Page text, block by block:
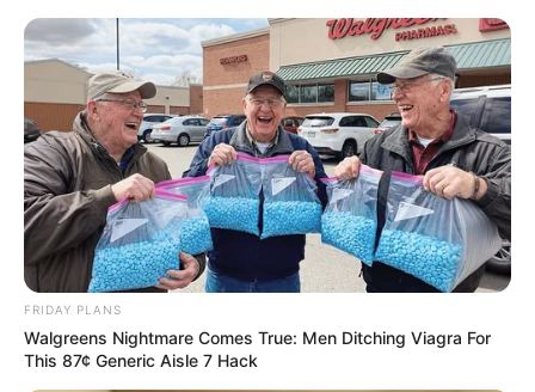
FRIDAY PLANS
Walgreens Nightmare Comes True: Men Ditching Viagra For
This 87¢ Generic Aisle 7 Hack